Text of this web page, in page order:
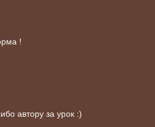
!
автору за урок :)